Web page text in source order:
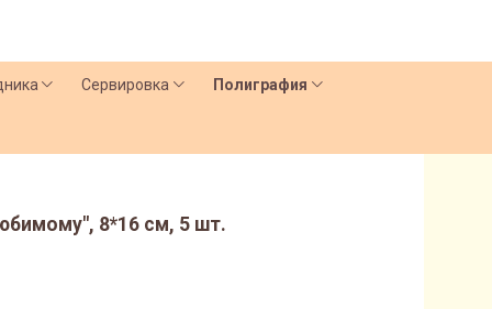
Сервировка Полиграфия
8*16 см, 5 шт.